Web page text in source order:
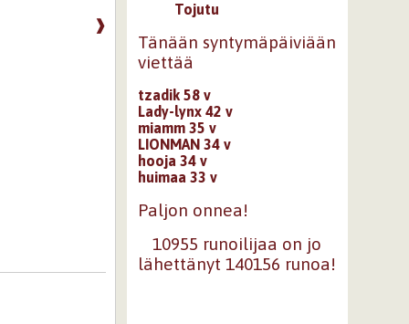
❱
Tojutu
Tänään syntymäpäiviään
viettää
tzadik 58 v
Lady-lynx 42 v
miamm 35 v
LIONMAN 34 v
hooja 34 v
huimaa 33 v
Paljon onnea!
10955 runoilijaa on jo
lähettänyt 140156 runoa!